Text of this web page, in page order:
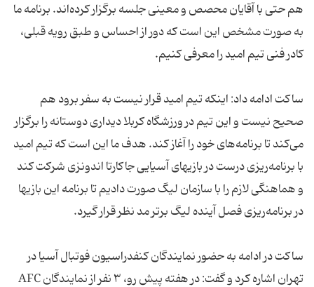
هم حتی با آقایان محصص و معینی جلسه برگزار کرده‌اند. برنامه ما
به صورت مشخص این است که دور از احساس و طبق رویه‌ قبلی،
کادر فنی تیم امید را معرفی کنیم.
ساکت ادامه داد: اینکه تیم امید قرار نیست به سفر برود هم
صحیح نیست و این تیم در ورزشگاه کربلا دیداری دوستانه را برگزار
می‌کند تا برنامه‌های خود را آغاز کند. هدف ما این است که تیم امید
با برنامه‌ریزی درست در بازیهای آسیایی جاکارتا اندونزی شرکت کند
و هماهنگی لازم را با سازمان لیگ صورت دادیم تا برنامه این بازیها
در برنامه‌ریزی فصل آینده لیگ برتر مد نظر قرار گیرد.
ساکت در ادامه به حضور نمایندگان کنفدراسیون فوتبال آسیا در
تهران اشاره کرد و گفت: در هفته پیش رو، ۳ نفر از نمایندگان AFC